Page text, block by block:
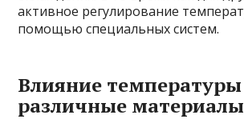
активное регулирование
помощью специальных систем.
Влияние
различные материалы